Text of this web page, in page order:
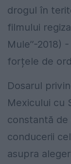
drogul în
filmului
Mule’’-
forțele de
Dosarul
Mexicului cu
constantă de
conducerii
asupra